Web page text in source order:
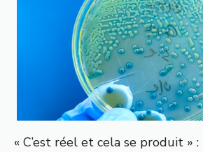
« C’est réel et cela se produit »